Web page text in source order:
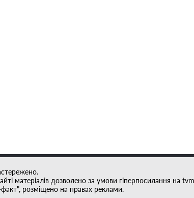
матеріалів дозволено за умови гіперпосилання на
розміщено на правах реклами.